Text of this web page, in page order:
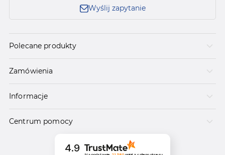
Wyślij zapytanie
Polecane produkty
Zamówienia
Informacje
Centrum pomocy
4.9